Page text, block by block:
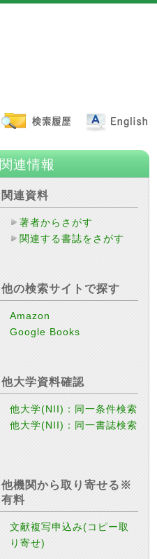
関連情報
関連資料
著者からさがす
関連する書誌をさがす
他の検索サイトで探す
Amazon
Google Books
他大学資料確認
他大学(NII)：同一条件検索
他大学(NII)：同一書誌検索
他機関から取り寄せる※
有料
文献複写申込み(コピー取
り寄せ)